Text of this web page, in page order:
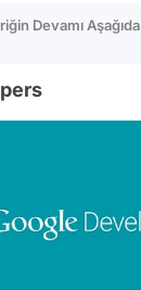
Devamı Aşağıda